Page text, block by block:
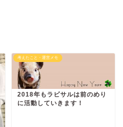
考えたこと・運営メモ
2018年もラビサルは前のめり
に活動していきます！